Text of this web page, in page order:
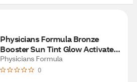
Physicians Formula Bronze
Booster Sun Tint Glow Activated
Lip & Cheek Stain, Berry Tint
Physicians Formula
0